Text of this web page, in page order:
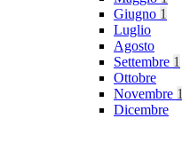
Giugno 1
Luglio
Agosto
Settembre 1
Ottobre
Novembre 1
Dicembre